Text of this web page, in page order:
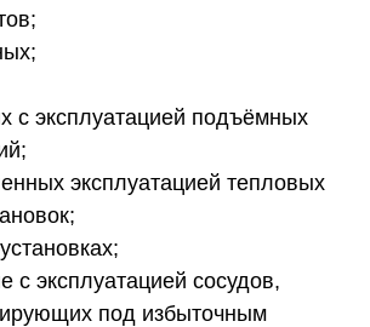
с эксплуатацией подъёмных
эксплуатацией тепловых
с эксплуатацией сосудов,
под избыточным